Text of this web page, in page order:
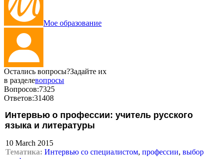
Мое образование
Остались вопросы?Задайте их
в разделевопросы
Вопросов:7325
Ответов:31408
Интервью о профессии: учитель русского
языка и литературы
10 March 2015
Тематика: Интервью со специалистом, профессии, выбор